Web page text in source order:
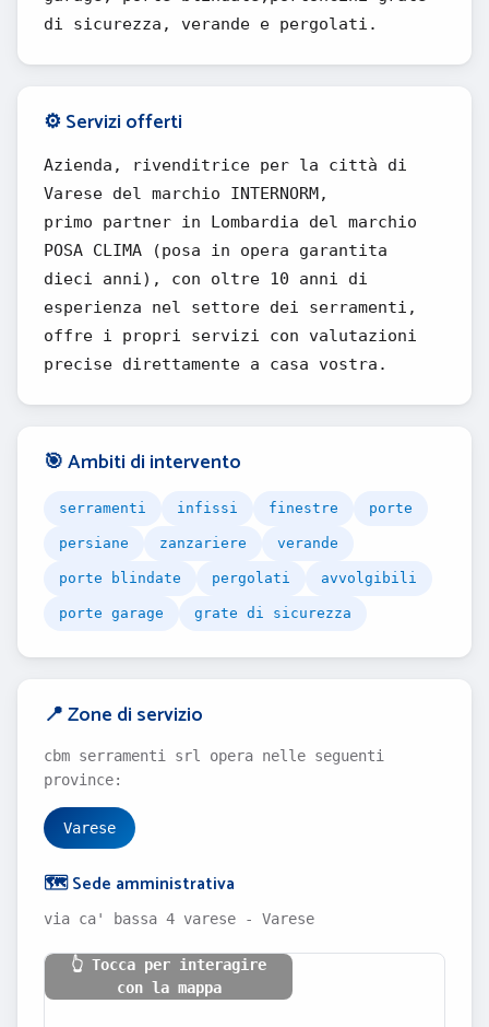
di sicurezza, verande e pergolati.
⚙️ Servizi offerti
Azienda, rivenditrice per la città di
Varese del marchio INTERNORM,
primo partner in Lombardia del marchio
POSA CLIMA (posa in opera garantita
dieci anni), con oltre 10 anni di
esperienza nel settore dei serramenti,
offre i propri servizi con valutazioni
precise direttamente a casa vostra.
🎯 Ambiti di intervento
serramenti infissi finestre porte
persiane zanzariere verande
porte blindate pergolati avvolgibili
porte garage grate di sicurezza
📍 Zone di servizio
cbm serramenti srl opera nelle seguenti
province:
Varese
🗺️ Sede amministrativa
via ca' bassa 4 varese - Varese
👆 Tocca per interagire
con la mappa